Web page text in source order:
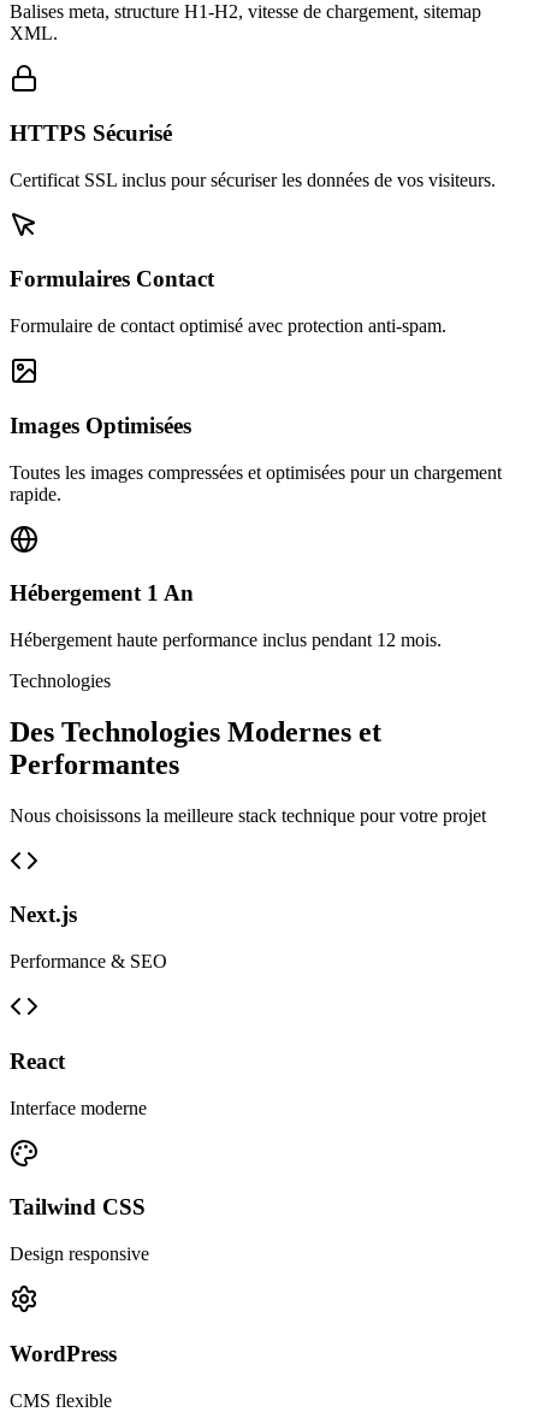
Balises meta, structure H1-H2, vitesse de chargement, sitemap
XML.
HTTPS Sécurisé
Certificat SSL inclus pour sécuriser les données de vos visiteurs.
Formulaires Contact
Formulaire de contact optimisé avec protection anti-spam.
Images Optimisées
Toutes les images compressées et optimisées pour un chargement
rapide.
Hébergement 1 An
Hébergement haute performance inclus pendant 12 mois.
Technologies
Des Technologies Modernes et
Performantes
Nous choisissons la meilleure stack technique pour votre projet
Next.js
Performance & SEO
React
Interface moderne
Tailwind CSS
Design responsive
WordPress
CMS flexible